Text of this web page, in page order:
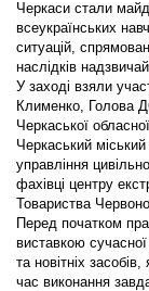
Черкаси стали
всеукраїнських
ситуацій,
наслідків
У заході взяли
Клименко, Голова
Черкаської
Черкаський
управління
фахівці центру
Товариства
Перед початком
виставкою
та новітніх
час виконання